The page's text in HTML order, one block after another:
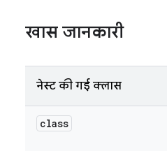
खास जानकारी
नेस्ट की गई क्लास
class